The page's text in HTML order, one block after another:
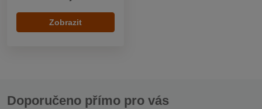
Zobrazit
Doporučeno přímo pro vás